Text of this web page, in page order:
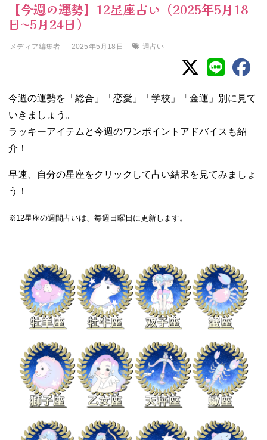
【今週の運勢】12星座占い（2025年5月18
日〜5月24日）
メディア編集者 2025年5月18日 週占い
今週の運勢を「総合」「恋愛」「学校」「金運」別に見て
いきましょう。
ラッキーアイテムと今週のワンポイントアドバイスも紹
介！
早速、自分の星座をクリックして占い結果を見てみましょ
う！
※12星座の週間占いは、毎週日曜日に更新します。